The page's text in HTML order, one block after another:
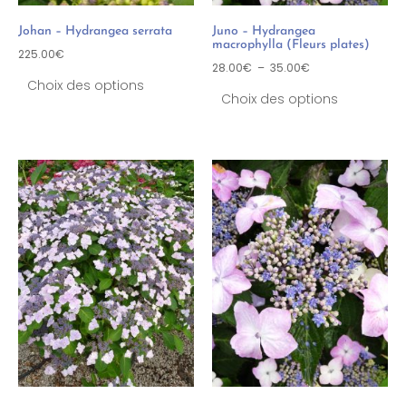
Johan – Hydrangea serrata
225.00€
Choix des options
Juno – Hydrangea
macrophylla (Fleurs plates)
28.00€ – 35.00€
Choix des options